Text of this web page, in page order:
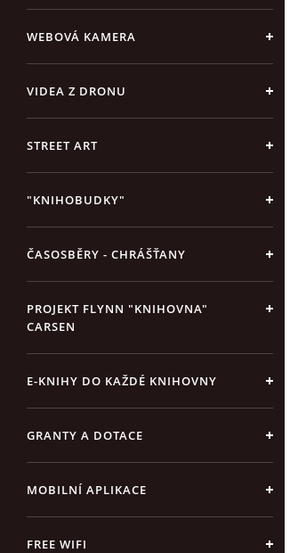
WEBOVÁ KAMERA
VIDEA Z DRONU
STREET ART
"KNIHOBUDKY"
ČASOSBĚRY - CHRÁŠŤANY
PROJEKT FLYNN "KNIHOVNA"
CARSEN
E-KNIHY DO KAŽDÉ KNIHOVNY
GRANTY A DOTACE
MOBILNÍ APLIKACE
FREE WIFI